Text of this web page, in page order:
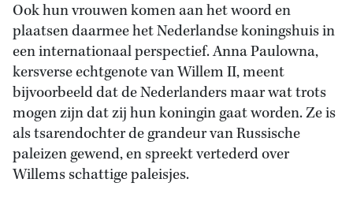
Ook hun vrouwen komen aan het woord en
plaatsen daarmee het Nederlandse koningshuis in
een internationaal perspectief. Anna Paulowna,
kersverse echtgenote van Willem II, meent
bijvoorbeeld dat de Nederlanders maar wat trots
mogen zijn dat zij hun koningin gaat worden. Ze is
als tsarendochter de grandeur van Russische
paleizen gewend, en spreekt vertederd over
Willems schattige paleisjes.